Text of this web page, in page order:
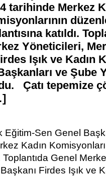
tarihinde Merkez
katıldı.
Yöneticileri,
Işık ve Kadın
ve Şube
Çatı tepemize
Sen Genel
Kadın
Toplantıda Genel
Firdes Işık ve